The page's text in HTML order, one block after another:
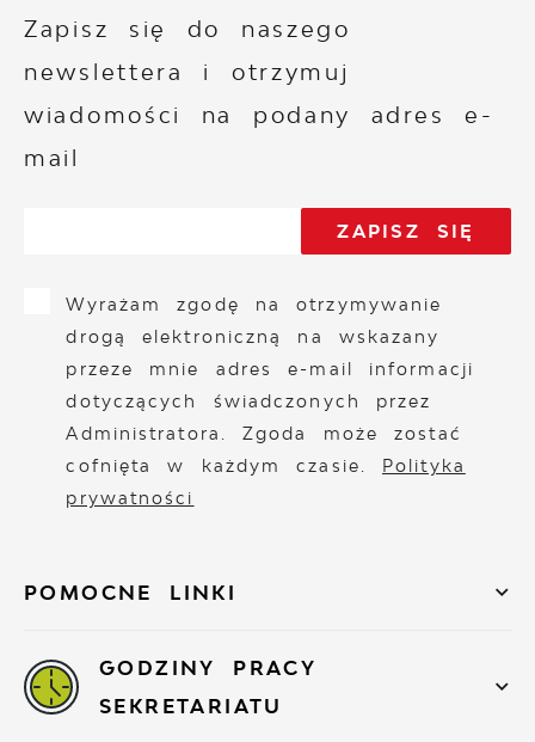
POMOCNE LINKI
Zapisz się do naszego
newslettera i otrzymuj
wiadomości na podany adres e-
mail
Wyrażam zgodę na otrzymywanie
drogą elektroniczną na wskazany
przeze mnie adres e-mail informacji
dotyczących świadczonych przez
Administratora. Zgoda może zostać
cofnięta w każdym czasie. Polityka
prywatności
GODZINY PRACY
SEKRETARIATU